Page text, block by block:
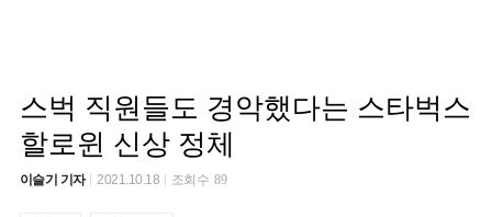
스벅 직원들도 경악했다는 스타벅스
할로윈 신상 정체
이슬기 기자 2021.10.18 조회수89